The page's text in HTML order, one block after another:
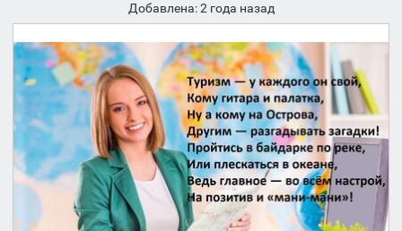
Добавлена: 2 года назад